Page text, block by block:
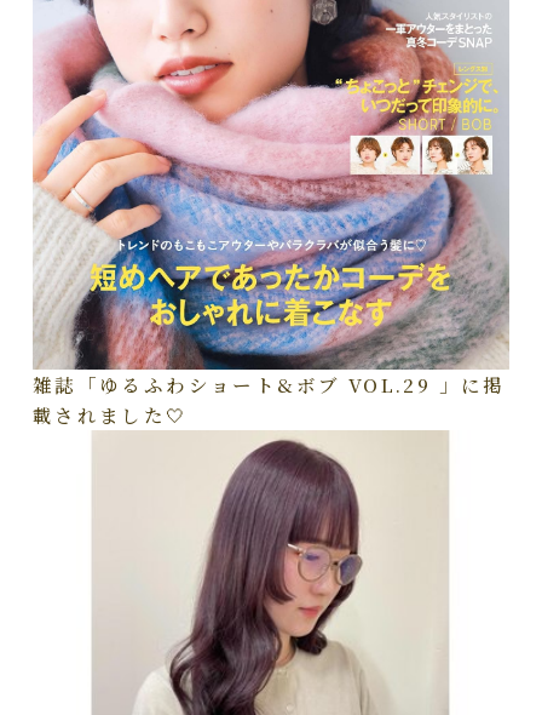
雑誌「ゆるふわショート&ボブ VOL.29 」に掲
載されました🤍